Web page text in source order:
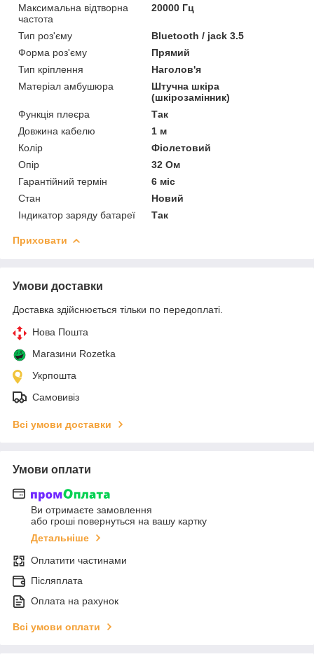
Максимальна відтворна
частота
20000 Гц
Тип роз'єму
Bluetooth / jack 3.5
Форма роз'єму
Прямий
Тип кріплення
Наголов'я
Матеріал амбушюра
Штучна шкіра
(шкірозамінник)
Функція плеєра
Так
Довжина кабелю
1 м
Колір
Фіолетовий
Опір
32 Ом
Гарантійний термін
6 міс
Стан
Новий
Індикатор заряду батареї
Так
Приховати
Умови доставки
Доставка здійснюється тільки по передоплаті.
Нова Пошта
Магазини Rozetka
Укрпошта
Самовивіз
Всі умови доставки
Умови оплати
Ви отримаєте замовлення
або гроші повернуться на вашу картку
Детальніше
Оплатити частинами
Післяплата
Оплата на рахунок
Всі умови оплати